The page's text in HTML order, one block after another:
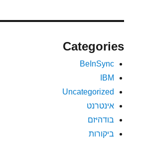
Categories
BeInSync
IBM
Uncategorized
אינטרנט
בודהיזם
ביקורות